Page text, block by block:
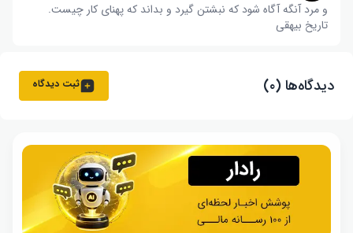
و مرد آنگه آگاه شود که نبشتن گیرد و بداند که پهنای کار چیست‌.
تاریخ بیهقی
دیدگاه‌ها (۰) ثبت دیدگاه